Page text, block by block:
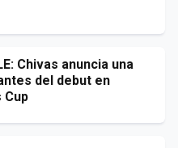
Chivas anuncia una
del debut en
Cup